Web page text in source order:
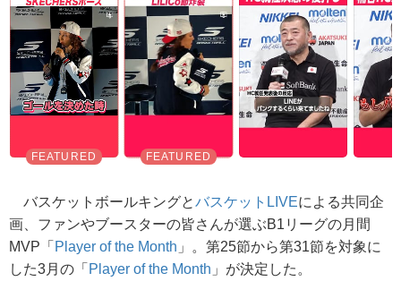
バスケットボールキングとバスケットLIVEによる共同企
画、ファンやブースターの皆さんが選ぶB1リーグの月間
MVP「 Player of the Month 」。第25節から第31節を対象に
した3月の「 Player of the Month 」が決定した。